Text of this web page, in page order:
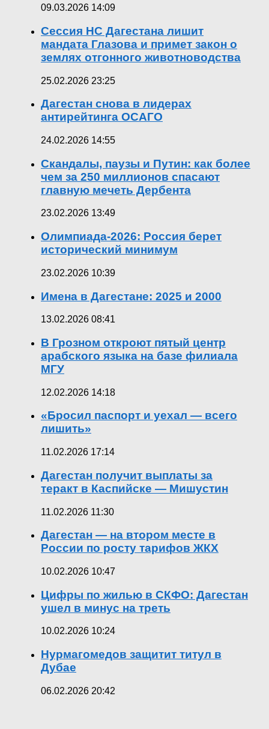
09.03.2026 14:09
Сессия НС Дагестана лишит
мандата Глазова и примет закон о
землях отгонного животноводства
25.02.2026 23:25
Дагестан снова в лидерах
антирейтинга ОСАГО
24.02.2026 14:55
Скандалы, паузы и Путин: как более
чем за 250 миллионов спасают
главную мечеть Дербента
23.02.2026 13:49
Олимпиада-2026: Россия берет
исторический минимум
23.02.2026 10:39
Имена в Дагестане: 2025 и 2000
13.02.2026 08:41
В Грозном откроют пятый центр
арабского языка на базе филиала
МГУ
12.02.2026 14:18
«Бросил паспорт и уехал — всего
лишить»
11.02.2026 17:14
Дагестан получит выплаты за
теракт в Каспийске — Мишустин
11.02.2026 11:30
Дагестан — на втором месте в
России по росту тарифов ЖКХ
10.02.2026 10:47
Цифры по жилью в СКФО: Дагестан
ушел в минус на треть
10.02.2026 10:24
Нурмагомедов защитит титул в
Дубае
06.02.2026 20:42